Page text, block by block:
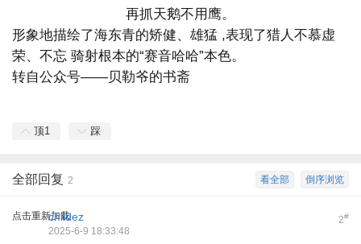
再抓天鹅不用鹰。
形象地描绘了海东青的矫健、雄猛 ,表现了猎人不慕虚
荣、不忘 骑射根本的“赛音哈哈”本色。
转自公众号——贝勒爷的书斋
顶1 踩
倒序浏览
看全部
全部回复 2
点击重新加载 2#
childez
2025-6-9 18:33:48